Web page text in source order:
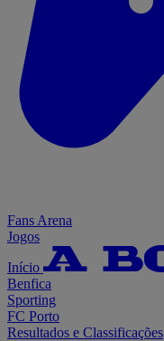
Fans Arena
Jogos
Início
Benfica
Sporting
FC Porto
Resultados e Classificações